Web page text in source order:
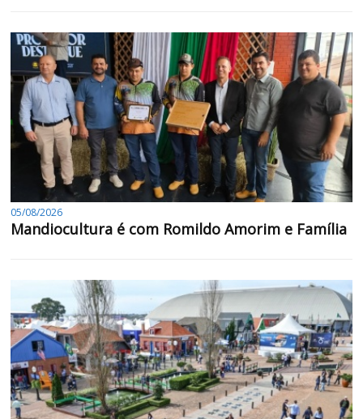
05/08/2026
Mandiocultura é com Romildo Amorim e Família